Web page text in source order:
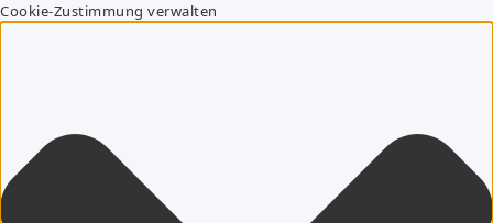
Cookie-Zustimmung verwalten